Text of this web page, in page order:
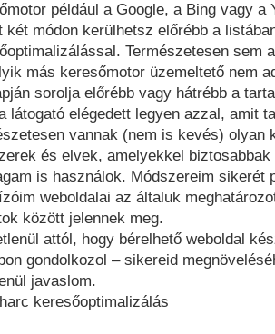
például a Google, a Bing vagy a
két módon kerülhetsz előrébb a
Természetesen sem
más keresőmotor üzemeltető nem
sorolja előrébb vagy hátrébb a
látogató elégedett legyen azzal, amit
vannak (nem is kevés) olyan
és elvek, amelyekkel
is használok. Módszereim sikerét
weboldalai az általuk
között jelennek meg.
attól, hogy bérelhető weboldal
gondolkozol – sikereid
javaslom.
keresőoptimalizálás